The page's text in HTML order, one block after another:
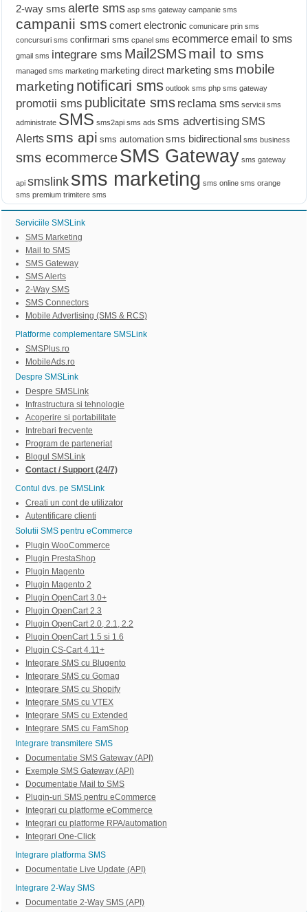
2-way sms alerte sms asp sms gateway campanie sms
campanii sms comert electronic comunicare prin sms
concursuri sms confirmari sms cpanel sms ecommerceemail to sms
gmail sms integrare sms Mail2SMSmail to sms
managed sms marketing marketing direct marketing sms mobile
marketing notificari sms outlook sms php sms gateway
promotii sms publicitate sms reclama sms servicii sms
administrate SMS sms2api sms ads sms advertising SMS
Alertssms api sms automation sms bidirectional sms business
sms ecommerceSMS Gateway sms gateway
api smslinksms marketing sms online sms orange
sms premium trimitere sms
Serviciile SMSLink
SMS Marketing
Mail to SMS
SMS Gateway
SMS Alerts
2-Way SMS
SMS Connectors
Mobile Advertising (SMS & RCS)
Platforme complementare SMSLink
SMSPlus.ro
MobileAds.ro
Despre SMSLink
Despre SMSLink
Infrastructura si tehnologie
Acoperire si portabilitate
Intrebari frecvente
Program de parteneriat
Blogul SMSLink
Contact / Support (24/7)
Contul dvs. pe SMSLink
Creati un cont de utilizator
Autentificare clienti
Solutii SMS pentru eCommerce
Plugin WooCommerce
Plugin PrestaShop
Plugin Magento
Plugin Magento 2
Plugin OpenCart 3.0+
Plugin OpenCart 2.3
Plugin OpenCart 2.0, 2.1, 2.2
Plugin OpenCart 1.5 si 1.6
Plugin CS-Cart 4.11+
Integrare SMS cu Blugento
Integrare SMS cu Gomag
Integrare SMS cu Shopify
Integrare SMS cu VTEX
Integrare SMS cu Extended
Integrare SMS cu FamShop
Integrare transmitere SMS
Documentatie SMS Gateway (API)
Exemple SMS Gateway (API)
Documentatie Mail to SMS
Plugin-uri SMS pentru eCommerce
Integrari cu platforme eCommerce
Integrari cu platforme RPA/automation
Integrari One-Click
Integrare platforma SMS
Documentatie Live Update (API)
Integrare 2-Way SMS
Documentatie 2-Way SMS (API)